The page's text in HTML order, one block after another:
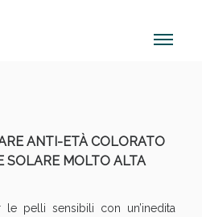
ANTI-ETÀ COLORATO
SOLARE MOLTO ALTA
le pelli sensibili con un’inedita